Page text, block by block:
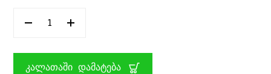
ᲠᲐᲝᲓᲔᲜᲝᲑᲐ:
ᲐᲚᲘᲒᲐᲢᲝᲠᲘ
PRICE
ᲙᲐᲚᲐᲗᲐᲨᲘ ᲓᲐᲛᲐᲢᲔᲑᲐ